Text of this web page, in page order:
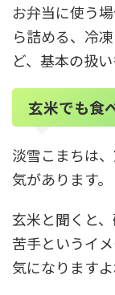
お弁当に使う
ら詰める、冷
ど、基本の扱い
玄米でも食
淡雪こまちは、
気があります。
玄米と聞くと
苦手というイ
気になりますよ